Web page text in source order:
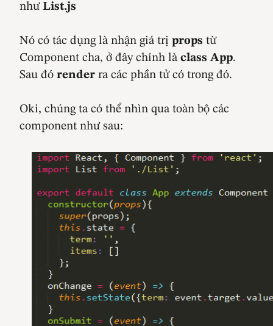
như List.js
Nó có tác dụng là nhận giá trị props từ
Component cha, ở đây chính là class App.
Sau đó render ra các phần tử có trong đó.
Oki, chúng ta có thể nhìn qua toàn bộ các
component như sau: